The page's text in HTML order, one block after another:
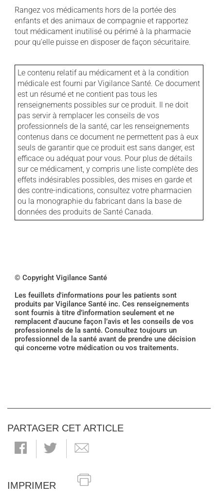
Rangez vos médicaments hors de la portée des
enfants et des animaux de compagnie et rapportez
tout médicament inutilisé ou périmé à la pharmacie
pour qu'elle puisse en disposer de façon sécuritaire.
Le contenu relatif au médicament et à la condition
médicale est fourni par Vigilance Santé. Ce document
est un résumé et ne contient pas tous les
renseignements possibles sur ce produit. Il ne doit
pas servir à remplacer les conseils de vos
professionnels de la santé, car les renseignements
contenus dans ce document ne permettent pas à eux
seuls de garantir que ce produit est sans danger, est
efficace ou adéquat pour vous. Pour plus de détails
sur ce médicament, y compris une liste complète des
effets indésirables possibles, des mises en garde et
des contre-indications, consultez votre pharmacien
ou la monographie du fabricant dans la base de
données des produits de Santé Canada.
© Copyright Vigilance Santé
Les feuillets d'informations pour les patients sont
produits par Vigilance Santé inc. Ces renseignements
sont fournis à titre d’information seulement et ne
remplacent d’aucune façon l’avis et les conseils de vos
professionnels de la santé. Consultez toujours un
professionnel de la santé avant de prendre une décision
qui concerne votre médication ou vos traitements.
PARTAGER CET ARTICLE
IMPRIMER